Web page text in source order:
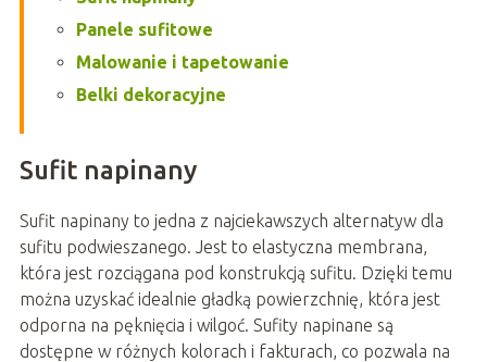
Panele sufitowe
Malowanie i tapetowanie
Belki dekoracyjne
Sufit napinany
Sufit napinany to jedna z najciekawszych alternatyw dla
sufitu podwieszanego. Jest to elastyczna membrana,
która jest rozciągana pod konstrukcją sufitu. Dzięki temu
można uzyskać idealnie gładką powierzchnię, która jest
odporna na pęknięcia i wilgoć. Sufity napinane są
dostępne w różnych kolorach i fakturach, co pozwala na